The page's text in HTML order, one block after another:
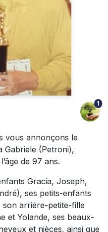
1
vous annonçons le
Gabriele (Petroni),
de 97 ans.
Gracia, Joseph,
ses petits-enfants
son arrière-petite-fille
et Yolande, ses beaux-
et nièces, ainsi que